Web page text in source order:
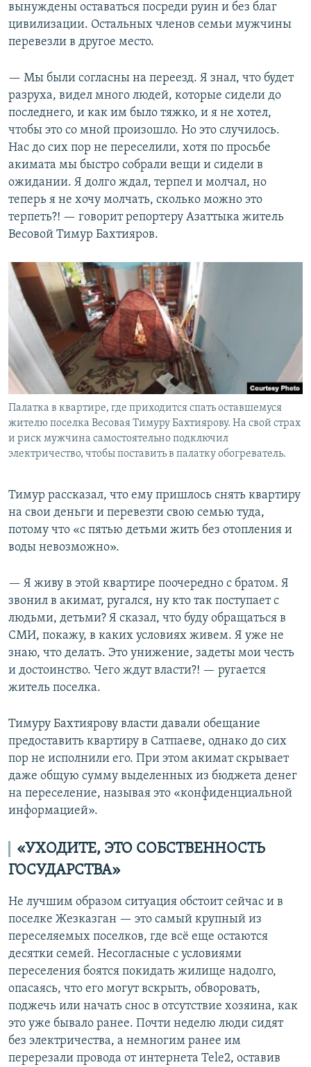
вынуждены оставаться посреди руин и без благ
цивилизации. Остальных членов семьи мужчины
перевезли в другое место.
— Мы были согласны на переезд. Я знал, что будет
разруха, видел много людей, которые сидели до
последнего, и как им было тяжко, и я не хотел,
чтобы это со мной произошло. Но это случилось.
Нас до сих пор не переселили, хотя по просьбе
акимата мы быстро собрали вещи и сидели в
ожидании. Я долго ждал, терпел и молчал, но
теперь я не хочу молчать, сколько можно это
терпеть?! — говорит репортеру Азаттыка житель
Весовой Тимур Бахтияров.
Палатка в квартире, где приходится спать оставшемуся
жителю поселка Весовая Тимуру Бахтиярову. На свой страх
и риск мужчина самостоятельно подключил
электричество, чтобы поставить в палатку обогреватель.
Тимур рассказал, что ему пришлось снять квартиру
на свои деньги и перевезти свою семью туда,
потому что «с пятью детьми жить без отопления и
воды невозможно».
— Я живу в этой квартире поочередно с братом. Я
звонил в акимат, ругался, ну кто так поступает с
людьми, детьми? Я сказал, что буду обращаться в
СМИ, покажу, в каких условиях живем. Я уже не
знаю, что делать. Это унижение, задеты мои честь
и достоинство. Чего ждут власти?! — ругается
житель поселка.
Тимуру Бахтиярову власти давали обещание
предоставить квартиру в Сатпаеве, однако до сих
пор не исполнили его. При этом акимат скрывает
даже общую сумму выделенных из бюджета денег
на переселение, называя это «конфиденциальной
информацией».
«УХОДИТЕ, ЭТО СОБСТВЕННОСТЬ
ГОСУДАРСТВА»
Не лучшим образом ситуация обстоит сейчас и в
поселке Жезказган — это самый крупный из
переселяемых поселков, где всё еще остаются
десятки семей. Несогласные с условиями
переселения боятся покидать жилище надолго,
опасаясь, что его могут вскрыть, обворовать,
поджечь или начать снос в отсутствие хозяина, как
это уже бывало ранее. Почти неделю люди сидят
без электричества, а немногим ранее им
перерезали провода от интернета Tele2, оставив